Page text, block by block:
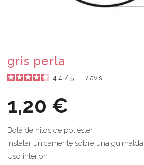
gris perla
4.4 / 5 - 7avis
1,20 €
Bola de hilos de poliéster
Instalar únicamente sobre una guirnalda
Uso interior